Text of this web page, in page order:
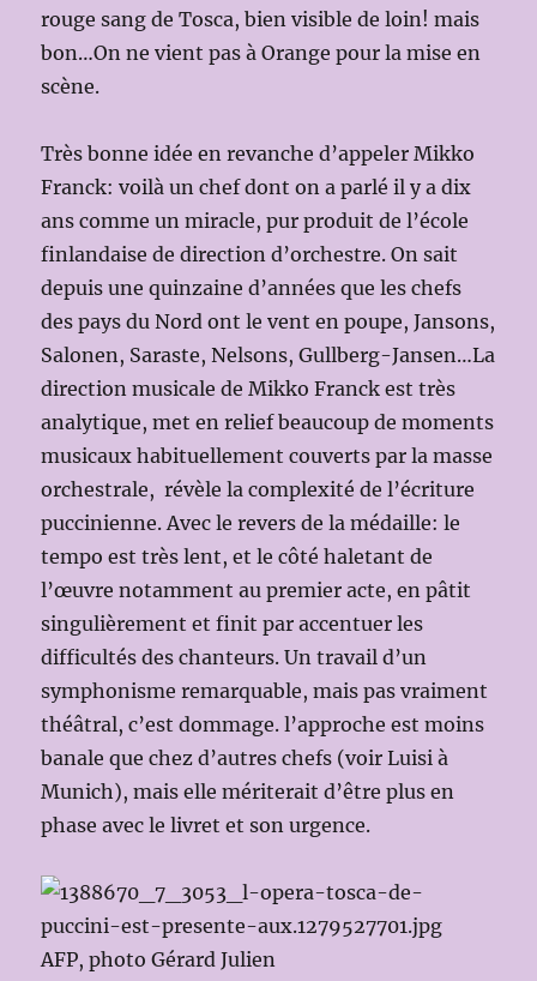
rouge sang de Tosca, bien visible de loin! mais
bon…On ne vient pas à Orange pour la mise en
scène.
Très bonne idée en revanche d’appeler Mikko
Franck: voilà un chef dont on a parlé il y a dix
ans comme un miracle, pur produit de l’école
finlandaise de direction d’orchestre. On sait
depuis une quinzaine d’années que les chefs
des pays du Nord ont le vent en poupe, Jansons,
Salonen, Saraste, Nelsons, Gullberg-Jansen…La
direction musicale de Mikko Franck est très
analytique, met en relief beaucoup de moments
musicaux habituellement couverts par la masse
orchestrale, révèle la complexité de l’écriture
puccinienne. Avec le revers de la médaille: le
tempo est très lent, et le côté haletant de
l’œuvre notamment au premier acte, en pâtit
singulièrement et finit par accentuer les
difficultés des chanteurs. Un travail d’un
symphonisme remarquable, mais pas vraiment
théâtral, c’est dommage. l’approche est moins
banale que chez d’autres chefs (voir Luisi à
Munich), mais elle mériterait d’être plus en
phase avec le livret et son urgence.
AFP, photo Gérard Julien